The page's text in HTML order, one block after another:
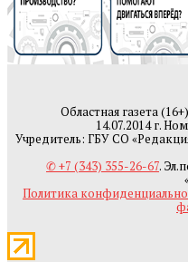
Областная газета
14.07.2014 г.
Учредитель: ГБУ СО
✆ +7 (343) 355-26-67.
Политика